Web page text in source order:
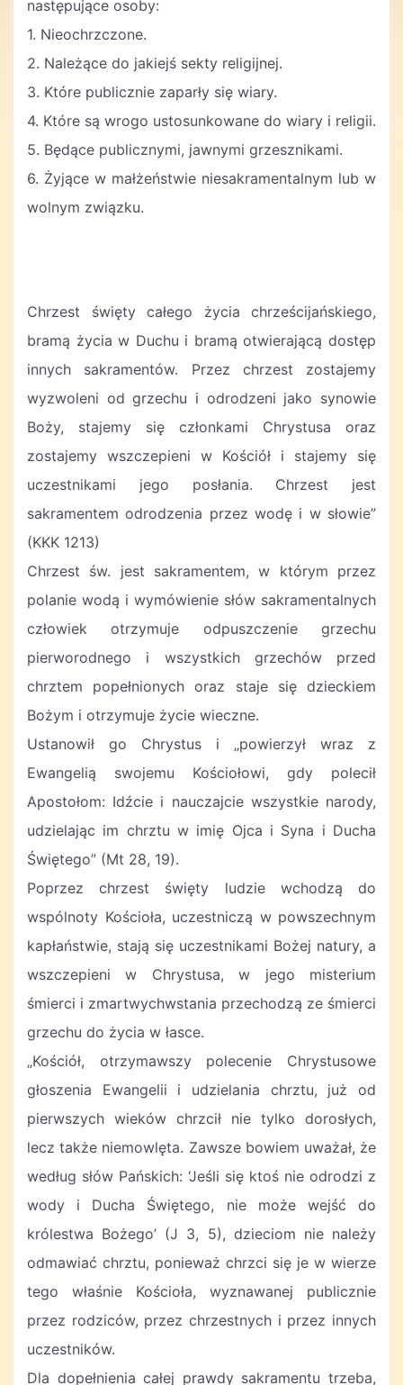
następujące osoby:
1. Nieochrzczone.
2. Należące do jakiejś sekty religijnej.
3. Które publicznie zaparły się wiary.
4. Które są wrogo ustosunkowane do wiary i religii.
5. Będące publicznymi, jawnymi grzesznikami.
6. Żyjące w małżeństwie niesakramentalnym lub w
wolnym związku.
Chrzest święty całego życia chrześcijańskiego,
bramą życia w Duchu i bramą otwierającą dostęp
innych sakramentów. Przez chrzest zostajemy
wyzwoleni od grzechu i odrodzeni jako synowie
Boży, stajemy się członkami Chrystusa oraz
zostajemy wszczepieni w Kościół i stajemy się
uczestnikami jego posłania. Chrzest jest
sakramentem odrodzenia przez wodę i w słowie”
(KKK 1213)
Chrzest św. jest sakramentem, w którym przez
polanie wodą i wymówienie słów sakramentalnych
człowiek otrzymuje odpuszczenie grzechu
pierworodnego i wszystkich grzechów przed
chrztem popełnionych oraz staje się dzieckiem
Bożym i otrzymuje życie wieczne.
Ustanowił go Chrystus i „powierzył wraz z
Ewangelią swojemu Kościołowi, gdy polecił
Apostołom: Idźcie i nauczajcie wszystkie narody,
udzielając im chrztu w imię Ojca i Syna i Ducha
Świętego” (Mt 28, 19).
Poprzez chrzest święty ludzie wchodzą do
wspólnoty Kościoła, uczestniczą w powszechnym
kapłaństwie, stają się uczestnikami Bożej natury, a
wszczepieni w Chrystusa, w jego misterium
śmierci i zmartwychwstania przechodzą ze śmierci
grzechu do życia w łasce.
„Kościół, otrzymawszy polecenie Chrystusowe
głoszenia Ewangelii i udzielania chrztu, już od
pierwszych wieków chrzcił nie tylko dorosłych,
lecz także niemowlęta. Zawsze bowiem uważał, że
według słów Pańskich: ‘Jeśli się ktoś nie odrodzi z
wody i Ducha Świętego, nie może wejść do
królestwa Bożego’ (J 3, 5), dzieciom nie należy
odmawiać chrztu, ponieważ chrzci się je w wierze
tego właśnie Kościoła, wyznawanej publicznie
przez rodziców, przez chrzestnych i przez innych
uczestników.
Dla dopełnienia całej prawdy sakramentu trzeba,